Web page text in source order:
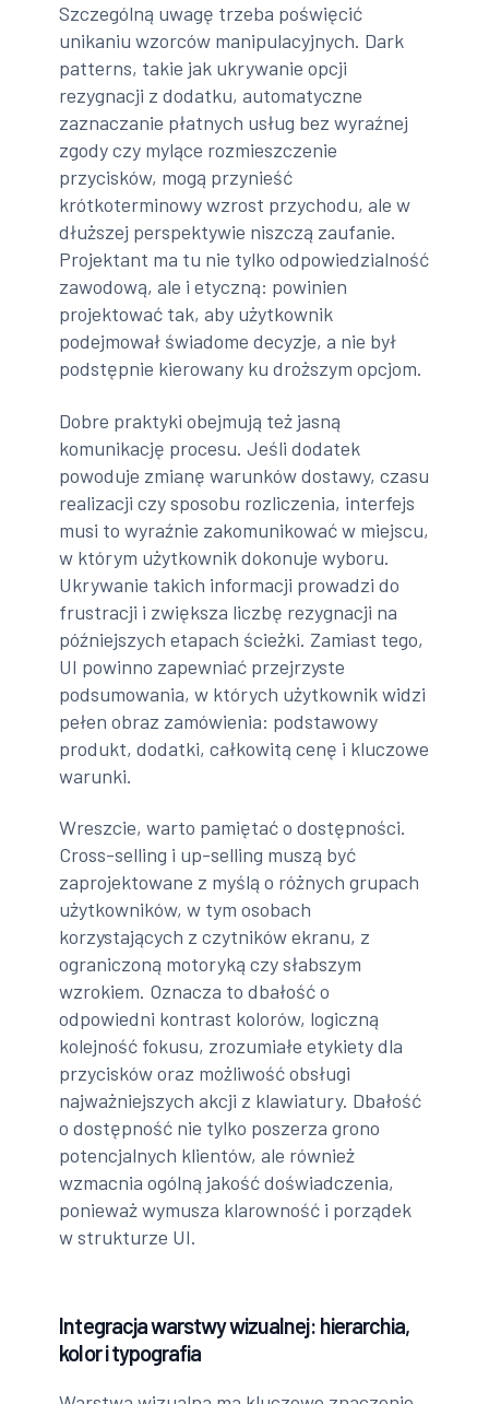
Szczególną uwagę trzeba poświęcić
unikaniu wzorców manipulacyjnych. Dark
patterns, takie jak ukrywanie opcji
rezygnacji z dodatku, automatyczne
zaznaczanie płatnych usług bez wyraźnej
zgody czy mylące rozmieszczenie
przycisków, mogą przynieść
krótkoterminowy wzrost przychodu, ale w
dłuższej perspektywie niszczą zaufanie.
Projektant ma tu nie tylko odpowiedzialność
zawodową, ale i etyczną: powinien
projektować tak, aby użytkownik
podejmował świadome decyzje, a nie był
podstępnie kierowany ku droższym opcjom.
Dobre praktyki obejmują też jasną
komunikację procesu. Jeśli dodatek
powoduje zmianę warunków dostawy, czasu
realizacji czy sposobu rozliczenia, interfejs
musi to wyraźnie zakomunikować w miejscu,
w którym użytkownik dokonuje wyboru.
Ukrywanie takich informacji prowadzi do
frustracji i zwiększa liczbę rezygnacji na
późniejszych etapach ścieżki. Zamiast tego,
UI powinno zapewniać przejrzyste
podsumowania, w których użytkownik widzi
pełen obraz zamówienia: podstawowy
produkt, dodatki, całkowitą cenę i kluczowe
warunki.
Wreszcie, warto pamiętać o dostępności.
Cross-selling i up-selling muszą być
zaprojektowane z myślą o różnych grupach
użytkowników, w tym osobach
korzystających z czytników ekranu, z
ograniczoną motoryką czy słabszym
wzrokiem. Oznacza to dbałość o
odpowiedni kontrast kolorów, logiczną
kolejność fokusu, zrozumiałe etykiety dla
przycisków oraz możliwość obsługi
najważniejszych akcji z klawiatury. Dbałość
o dostępność nie tylko poszerza grono
potencjalnych klientów, ale również
wzmacnia ogólną jakość doświadczenia,
ponieważ wymusza klarowność i porządek
w strukturze UI.
Integracja warstwy wizualnej: hierarchia,
kolor i typografia